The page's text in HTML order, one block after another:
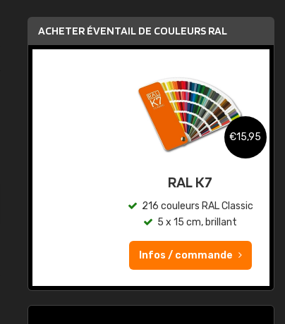
ACHETER ÉVENTAIL DE COULEURS RAL
€15,95
RAL K7
216 couleurs RAL Classic
5 x 15 cm, brillant
Infos / commande